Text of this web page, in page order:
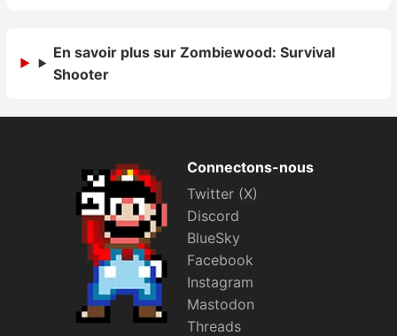
Autres tests
Previews
Précommandes jeux Switch 2
Sorties de jeux
Bons plans
En savoir plus sur Zombiewood: Survival
Shooter
Connectons-nous
Twitter (X)
Discord
BlueSky
Facebook
Instagram
Mastodon
Threads